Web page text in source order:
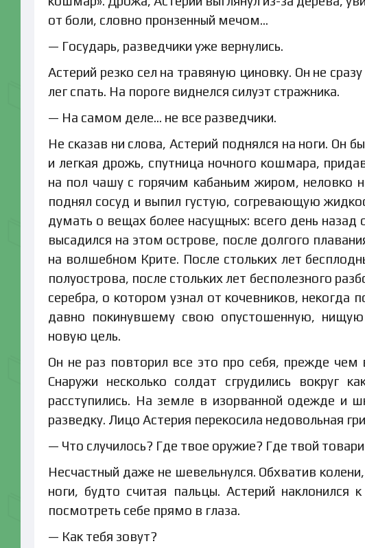
от боли, словно пронзенный мечом…
— Государь, разведчики уже вернулись.
Астерий резко сел на травяную циновку. Он не
лег спать. На пороге виднелся силуэт стражника.
— На самом деле… не все разведчики.
Не сказав ни слова, Астерий поднялся на ноги. Он
и легкая дрожь, спутница ночного кошмара,
на пол чашу с горячим кабаньим жиром, неловко
поднял сосуд и выпил густую, согревающую
думать о вещах более насущных: всего день назад
высадился на этом острове, после долгого
на волшебном Крите. После стольких лет
полуострова, после стольких лет бесполезного
серебра, о котором узнал от кочевников,
давно покинувшему свою опустошенную,
новую цель.
Он не раз повторил все это про себя, прежде
Снаружи несколько солдат сгрудились вокруг
расступились. На земле в изорванной одежде и
разведку. Лицо Астерия перекосила недовольная
— Что случилось? Где твое оружие? Где твой
Несчастный даже не шевельнулся. Обхватив
ноги, будто считая пальцы. Астерий наклонился
посмотреть себе прямо в глаза.
— Как тебя зовут?